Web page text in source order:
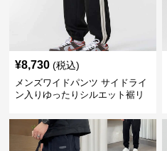
¥8,730 (税込)
メンズワイドパンツ サイドライ
ン入りゆったりシルエット裾リ